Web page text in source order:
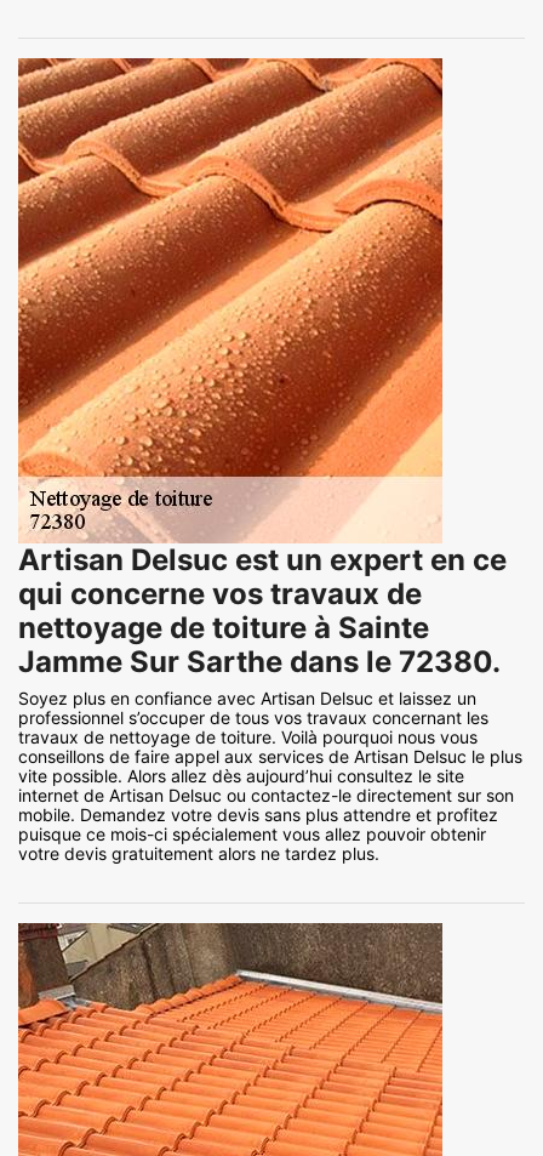
Artisan Delsuc est un expert en ce
qui concerne vos travaux de
nettoyage de toiture à Sainte
Jamme Sur Sarthe dans le 72380.
Soyez plus en confiance avec Artisan Delsuc et laissez un
professionnel s’occuper de tous vos travaux concernant les
travaux de nettoyage de toiture. Voilà pourquoi nous vous
conseillons de faire appel aux services de Artisan Delsuc le plus
vite possible. Alors allez dès aujourd’hui consultez le site
internet de Artisan Delsuc ou contactez-le directement sur son
mobile. Demandez votre devis sans plus attendre et profitez
puisque ce mois-ci spécialement vous allez pouvoir obtenir
votre devis gratuitement alors ne tardez plus.